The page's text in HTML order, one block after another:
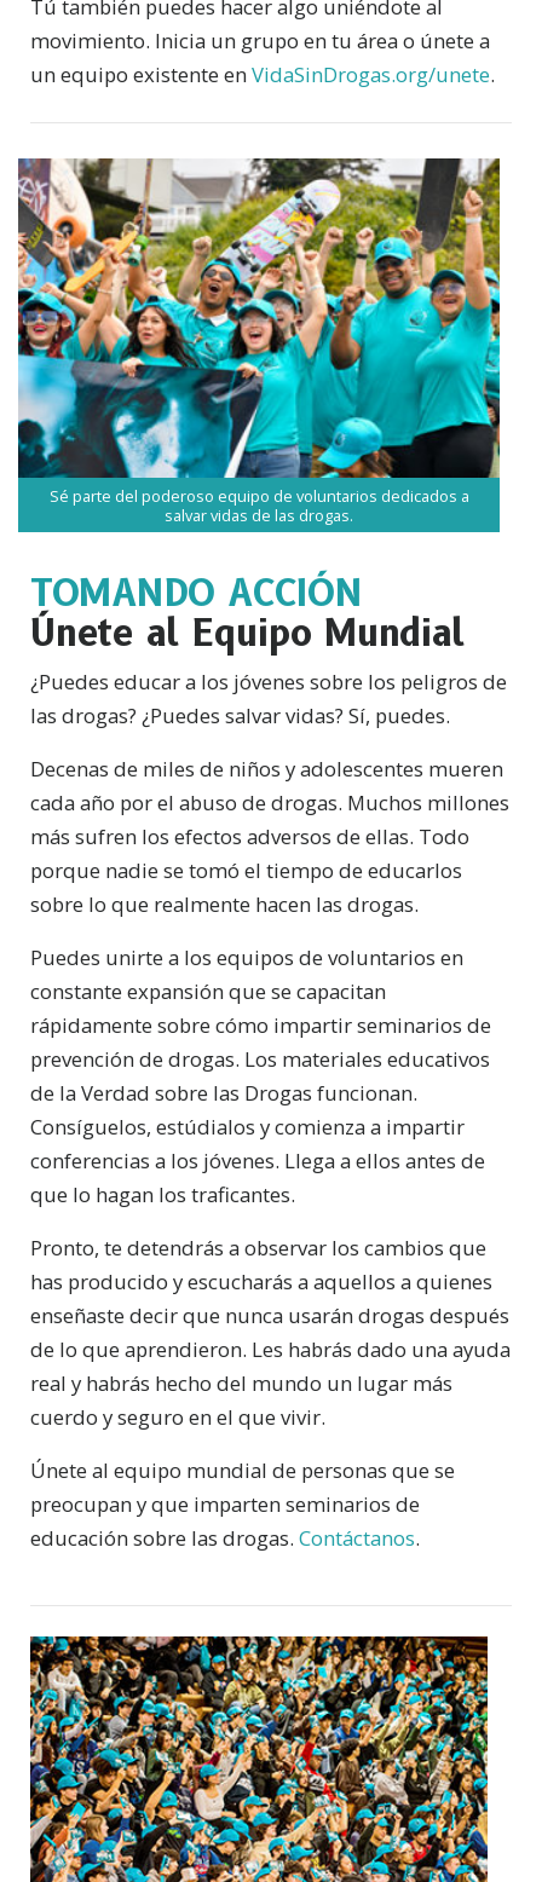
Tú también puedes hacer algo uniéndote al
movimiento. Inicia un grupo en tu área o únete a
un equipo existente enVidaSinDrogas.org/unete.
Sé parte del poderoso equipo de voluntarios dedicados a
salvar vidas de las drogas.
TOMANDO ACCIÓN
Únete al Equipo Mundial
¿Puedes educar a los jóvenes sobre los peligros de
las drogas? ¿Puedes salvar vidas? Sí, puedes.
Decenas de miles de niños y adolescentes mueren
cada año por el abuso de drogas. Muchos millones
más sufren los efectos adversos de ellas. Todo
porque nadie se tomó el tiempo de educarlos
sobre lo que realmente hacen las drogas.
Puedes unirte a los equipos de voluntarios en
constante expansión que se capacitan
rápidamente sobre cómo impartir seminarios de
prevención de drogas. Los materiales educativos
de la Verdad sobre las Drogas funcionan.
Consíguelos, estúdialos y comienza a impartir
conferencias a los jóvenes. Llega a ellos antes de
que lo hagan los traficantes.
Pronto, te detendrás a observar los cambios que
has producido y escucharás a aquellos a quienes
enseñaste decir que nunca usarán drogas después
de lo que aprendieron. Les habrás dado una ayuda
real y habrás hecho del mundo un lugar más
cuerdo y seguro en el que vivir.
Únete al equipo mundial de personas que se
preocupan y que imparten seminarios de
educación sobre las drogas. Contáctanos.